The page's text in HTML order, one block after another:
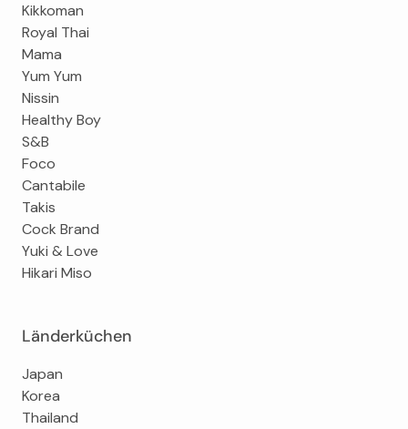
Kikkoman
Royal Thai
Mama
Yum Yum
Nissin
Healthy Boy
S&B
Foco
Cantabile
Takis
Cock Brand
Yuki & Love
Hikari Miso
Länderküchen
Japan
Korea
Thailand